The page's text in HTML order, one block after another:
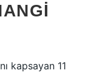
kapsayan 11